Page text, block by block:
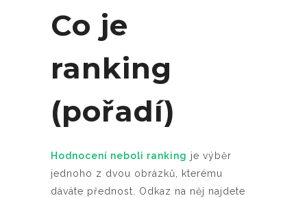
Co je
ranking
(pořadí)
Hodnocení neboli ranking je výběr
jednoho z dvou obrázků, kterému
dáváte přednost. Odkaz na něj najdete